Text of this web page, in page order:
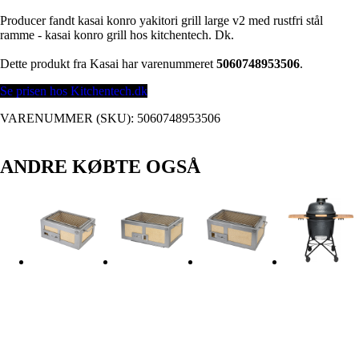
Producer fandt kasai konro yakitori grill large v2 med rustfri stål
ramme - kasai konro grill hos kitchentech. Dk.
Dette produkt fra Kasai har varenummeret 5060748953506.
Se prisen hos Kitchentech.dk
VARENUMMER (SKU): 5060748953506
ANDRE KØBTE OGSÅ